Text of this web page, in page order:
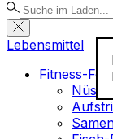
Lebensmittel
Fitness-
Nüsse